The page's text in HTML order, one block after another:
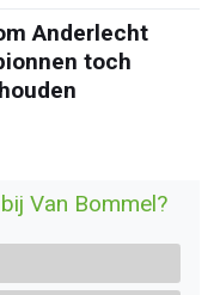
Anderlecht
toch
Van Bommel?